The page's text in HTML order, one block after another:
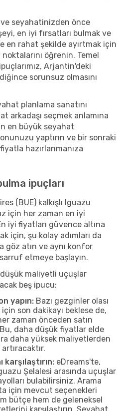
seyahatinizden önce
en iyi fırsatları bulmak ve
en rahat şekilde ayırtmak için
öğrenin. Temel
Arjantin'deki
sorunsuz olmasını
planlama sanatını
arkadaşı seçmek anlamına
en büyük seyahat
yaptırın ve bir sonraki
hazırlanmanıza
ipuçları
(BUE) kalkışlı Iguazu
için her zaman en iyi
iyi fiyatları güvence altına
için, şu kolay adımları da
göz atın ve aynı konfor
etmeye başlayın.
düşük maliyetli uçuşlar
beş ipucu:
yapın: Bazı gezginler olası
son dakikayı beklese de,
zaman önceden satın
Bu, daha düşük fiyatlar elde
daha yüksek maliyetlerden
artıracaktır.
karşılaştırın: eDreams'te,
Şelalesi arasında uçuşlar
bulabilirsiniz. Arama
için mevcut seçenekleri
bütçe hem de geleneksel